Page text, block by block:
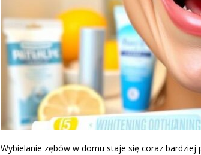
Wybielanie zębów w domu staje się coraz